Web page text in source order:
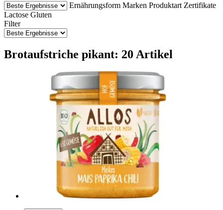
Ernährungsform Marken Produktart Zertifikate
Lactose Gluten
Filter
Brotaufstriche pikant: 20 Artikel